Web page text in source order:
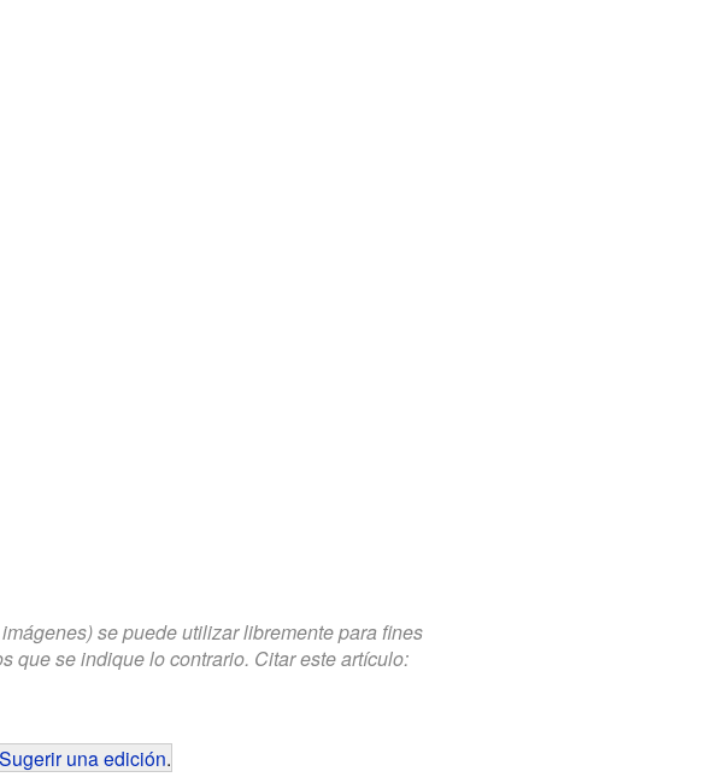
se puede utilizar libremente para fines
que se indique lo contrario. Citar este artículo:
Sugerir una edición.